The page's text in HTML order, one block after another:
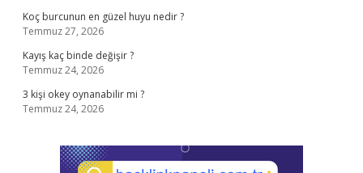
Koç burcunun en güzel huyu nedir ?
Temmuz 27, 2026
Kayış kaç binde değişir ?
Temmuz 24, 2026
3 kişi okey oynanabilir mi ?
Temmuz 24, 2026